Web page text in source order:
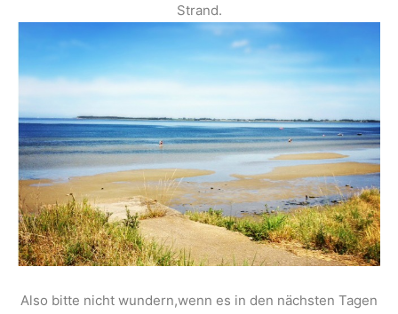
Strand.
Also bitte nicht wundern,wenn es in den nächsten Tagen